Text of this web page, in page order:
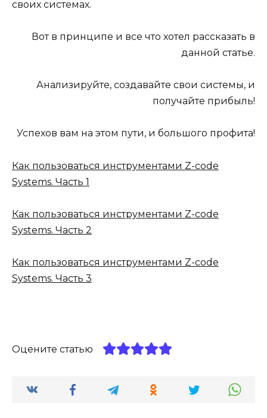
своих системах.
Вот в принципе и все что хотел рассказать в
данной статье.
Анализируйте, создавайте свои системы, и
получайте прибыль!
Успехов вам на этом пути, и большого профита!
Как пользоваться инструментами Z-code
Systems. Часть 1
Как пользоваться инструментами Z-code
Systems. Часть 2
Как пользоваться инструментами Z-code
Systems. Часть 3
Оцените статью